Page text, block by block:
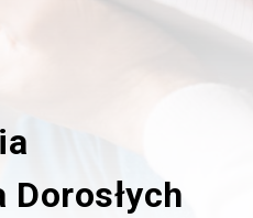
Dorosłych